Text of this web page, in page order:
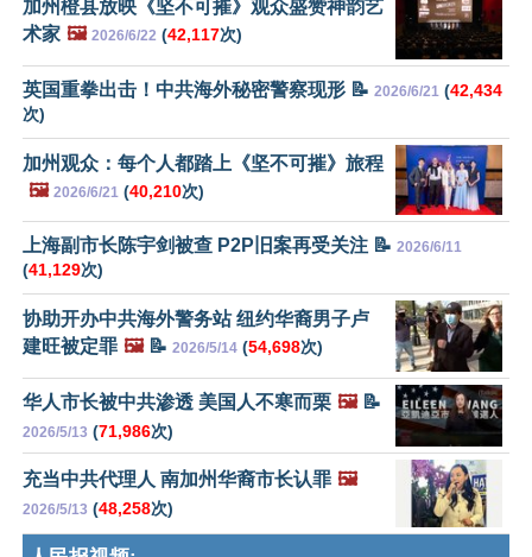
加州橙县放映《坚不可摧》观众盛赞神韵艺
术家 🖼️ 2026/6/22 (42,117次)
英国重拳出击！中共海外秘密警察现形 📝 2026/6/21 (42,434
次)
加州观众：每个人都踏上《坚不可摧》旅程
🖼️ 2026/6/21 (40,210次)
上海副市长陈宇剑被查 P2P旧案再受关注 📝 2026/6/11
(41,129次)
协助开办中共海外警务站 纽约华裔男子卢
建旺被定罪 🖼️📝 2026/5/14 (54,698次)
华人市长被中共渗透 美国人不寒而栗 🖼️📝
2026/5/13 (71,986次)
充当中共代理人 南加州华裔市长认罪 🖼️
2026/5/13 (48,258次)